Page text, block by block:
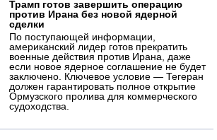
Трамп готов завершить операцию
против Ирана без новой ядерной
сделки
По поступающей информации,
американский лидер готов прекратить
военные действия против Ирана, даже
если новое ядерное соглашение не будет
заключено. Ключевое условие — Тегеран
должен гарантировать полное открытие
Ормузского пролива для коммерческого
судоходства.